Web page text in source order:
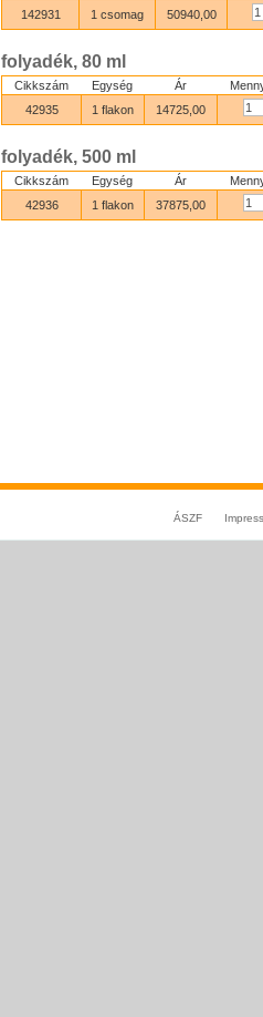
142931
1 csomag 50940,00
folyadék, 80 ml
Cikkszám Egység Ár
42935
1 flakon 14725,00
folyadék, 500 ml
Cikkszám Egység Ár
42936
1 flakon 37875,00
ÁSZF